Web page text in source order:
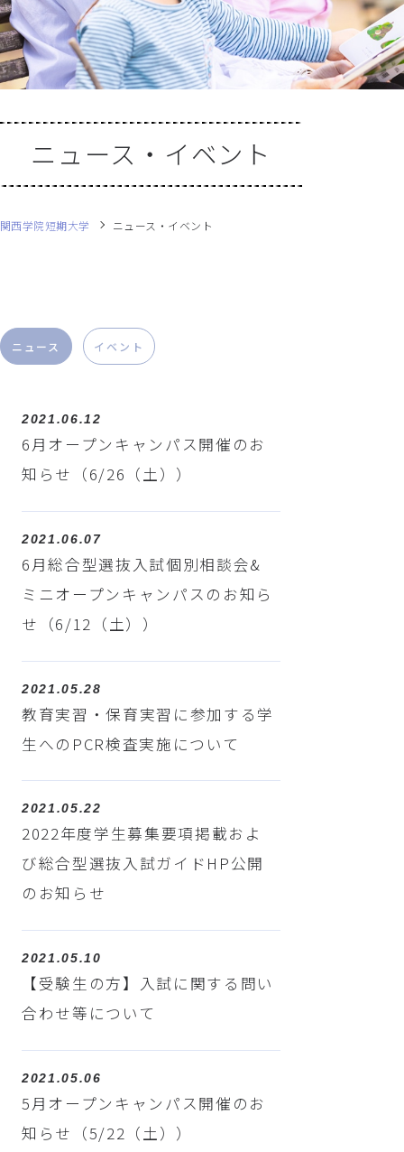
ニュース・イベント
関西学院短期大学 ニュース・イベント
ニュース イベント
2021.06.12
6月オープンキャンパス開催のお
知らせ（6/26（土））
2021.06.07
6月総合型選抜入試個別相談会&
ミニオープンキャンパスのお知ら
せ（6/12（土））
2021.05.28
教育実習・保育実習に参加する学
生へのPCR検査実施について
2021.05.22
2022年度学生募集要項掲載およ
び総合型選抜入試ガイドHP公開
のお知らせ
2021.05.10
【受験生の方】入試に関する問い
合わせ等について
2021.05.06
5月オープンキャンパス開催のお
知らせ（5/22（土））